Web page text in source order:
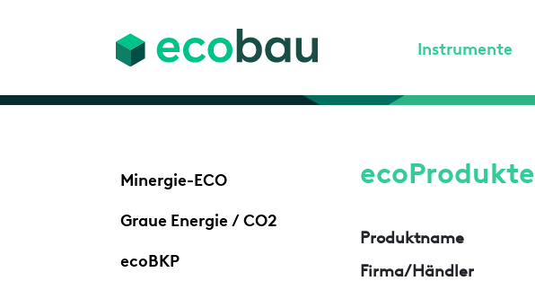
Instrumente
Minergie-ECO
Graue Energie / CO2
ecoBKP
ecoProdukte
Produktname
Firma/Händler